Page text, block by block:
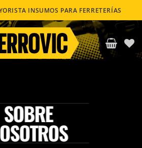
INSUMOS PARA FERRETERÍAS
SOBRE